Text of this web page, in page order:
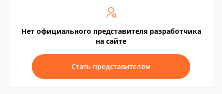
Нет официального представителя разработчика
на сайте
Стать представителем